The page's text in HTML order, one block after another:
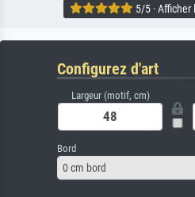
5/5 ·
Configurez d'art
Largeur (motif, cm)
Bord
0 cm bord